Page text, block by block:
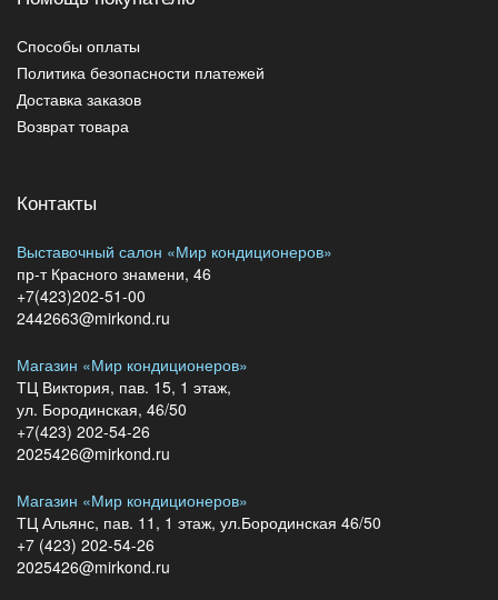
Способы оплаты
Политика безопасности платежей
Доставка заказов
Возврат товара
Контакты
Выставочный салон «Мир кондиционеров»
пр-т Красного знамени, 46
+7(423)202-51-00
2442663@mirkond.ru
Магазин «Мир кондиционеров»
ТЦ Виктория, пав. 15, 1 этаж,
ул. Бородинская, 46/50
+7(423) 202-54-26
2025426@mirkond.ru
Магазин «Мир кондиционеров»
ТЦ Альянс, пав. 11, 1 этаж, ул.Бородинская 46/50
+7 (423) 202-54-26
2025426@mirkond.ru